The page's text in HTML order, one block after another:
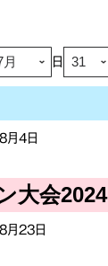
日
4日
大会2024
月23日